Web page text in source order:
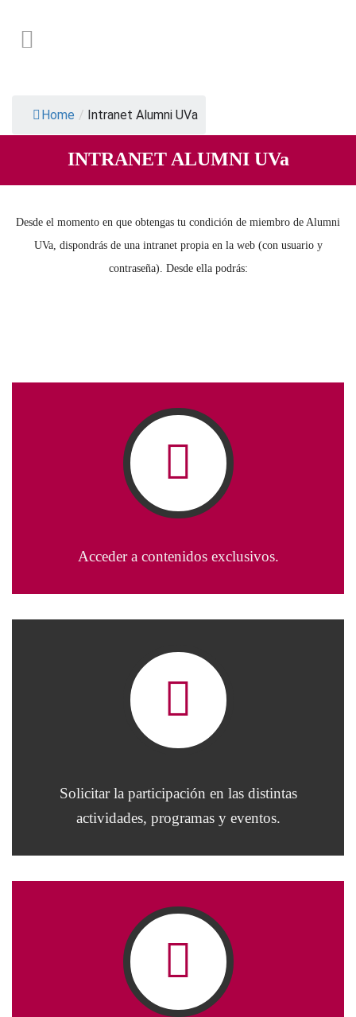
Home / Intranet Alumni UVa
INTRANET ALUMNI UVa
Desde el momento en que obtengas tu condición de miembro de Alumni
UVa, dispondrás de una intranet propia en la web (con usuario y
contraseña). Desde ella podrás:
Acceder a contenidos exclusivos.
Solicitar la participación en las distintas
actividades, programas y eventos.